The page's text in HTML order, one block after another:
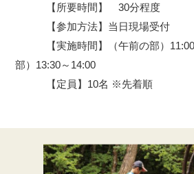
【所要時間】 30分程度
【参加方法】当日現場受付
【実施時間】（午前の部）11:00
部）13:30～14:00
【定員】10名 ※先着順